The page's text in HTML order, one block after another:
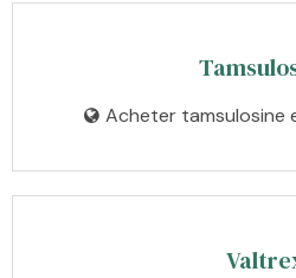
Acheter tamsulosine